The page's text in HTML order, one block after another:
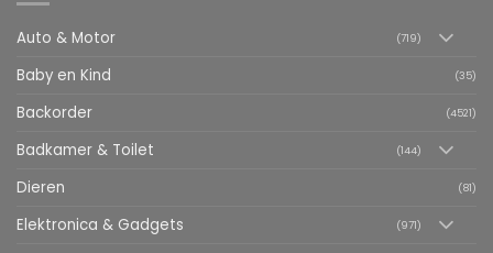
Auto & Motor (719)
Baby en Kind (35)
Backorder (4521)
Badkamer & Toilet (144)
Dieren (81)
Elektronica & Gadgets (971)